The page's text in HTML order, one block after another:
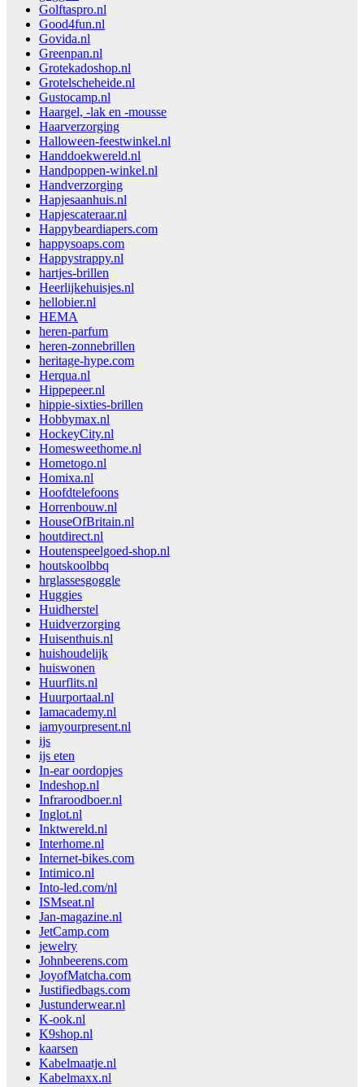
Golftaspro.nl
Good4fun.nl
Govida.nl
Greenpan.nl
Grotekadoshop.nl
Grotelscheheide.nl
Gustocamp.nl
Haargel, -lak en -mousse
Haarverzorging
Halloween-feestwinkel.nl
Handdoekwereld.nl
Handpoppen-winkel.nl
Handverzorging
Hapjesaanhuis.nl
Hapjescateraar.nl
Happybeardiapers.com
happysoaps.com
Happystrappy.nl
hartjes-brillen
Heerlijkehuisjes.nl
hellobier.nl
HEMA
heren-parfum
heren-zonnebrillen
heritage-hype.com
Herqua.nl
Hippepeer.nl
hippie-sixties-brillen
Hobbymax.nl
HockeyCity.nl
Homesweethome.nl
Hometogo.nl
Homixa.nl
Hoofdtelefoons
Horrenbouw.nl
HouseOfBritain.nl
houtdirect.nl
Houtenspeelgoed-shop.nl
houtskoolbbq
hrglassesgoggle
Huggies
Huidherstel
Huidverzorging
Huisenthuis.nl
huishoudelijk
huiswonen
Huurflits.nl
Huurportaal.nl
Iamacademy.nl
iamyourpresent.nl
ijs
ijs eten
In-ear oordopjes
Indeshop.nl
Infraroodboer.nl
Inglot.nl
Inktwereld.nl
Interhome.nl
Internet-bikes.com
Intimico.nl
Into-led.com/nl
ISMseat.nl
Jan-magazine.nl
JetCamp.com
jewelry
Johnbeerens.com
JoyofMatcha.com
Justifiedbags.com
Justunderwear.nl
K-ook.nl
K9shop.nl
kaarsen
Kabelmaatje.nl
Kabelmaxx.nl